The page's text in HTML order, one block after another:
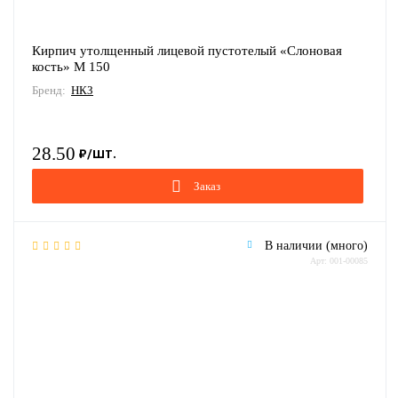
Кирпич утолщенный лицевой пустотелый «Слоновая
кость» М 150
Бренд: НКЗ
28.50
Заказ
В наличии (много)
Арт: 001-00085